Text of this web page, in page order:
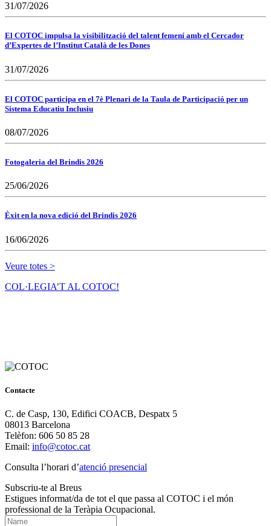
31/07/2026
El COTOC impulsa la visibilització del talent femení amb el Cercador
d’Expertes de l’Institut Català de les Dones
31/07/2026
El COTOC participa en el 7è Plenari de la Taula de Participació per un
Sistema Educatiu Inclusiu
08/07/2026
Fotogaleria del Brindis 2026
25/06/2026
Èxit en la nova edició del Brindis 2026
16/06/2026
Veure totes >
COL·LEGIA’T AL COTOC!
Contacte
C. de Casp, 130, Edifici COACB, Despatx 5
08013 Barcelona
Telèfon: 606 50 85 28
Email: info@cotoc.cat
Consulta l’horari d’atenció presencial
Subscriu-te al Breus
Estigues informat/da de tot el que passa al COTOC i el món
professional de la Teràpia Ocupacional.